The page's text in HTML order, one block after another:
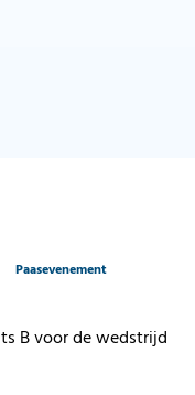
Paasevenement
B voor de wedstrijd